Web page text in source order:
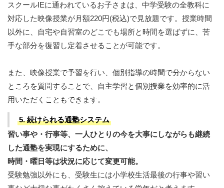
スクールIEに通われているお子さまは、中学受験の全教科に
対応した映像授業が月額220円(税込)で見放題です。授業時間
以外に、自宅や自習室のどこでも場所と時間を選ばずに、苦
手な部分を復習し定着させることが可能です。
また、映像授業で予習を行い、個別指導の時間で分からない
ところを質問することで、自主学習と個別授業を効率的に活
用いただくこともできます。
5. 続けられる通塾システム
習い事や・行事等、一人ひとりの今を大事にしながらも継続
した通塾を実現にするために、
時間・曜日等は状況に応じて変更可能。
受験勉強以外にも、受験生には小学校生活最後の行事や習い